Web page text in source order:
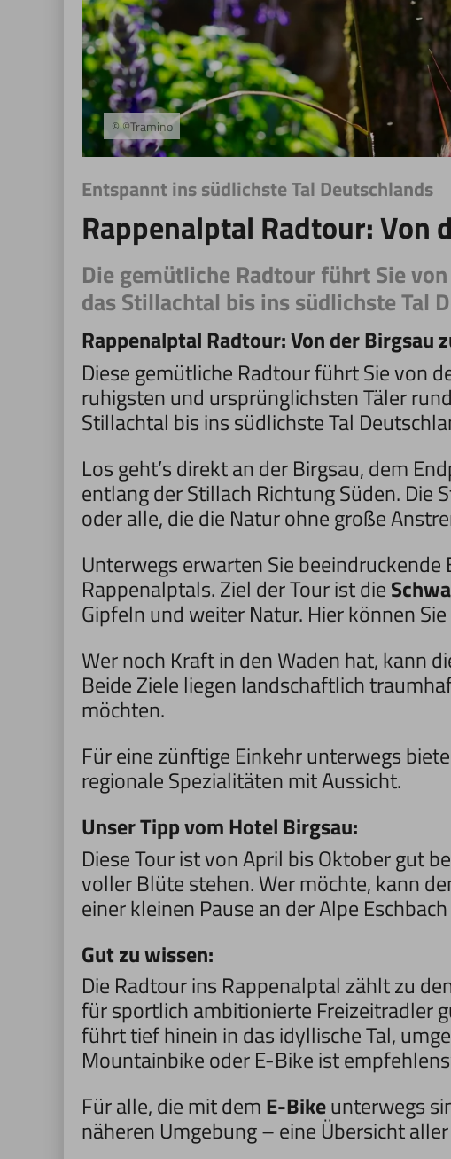
© ©Tramino
Entspannt ins südlichste Tal Deutschlands
Rappenalptal Radtour: Von
Die gemütliche Radtour führt Sie
das Stillachtal bis ins südlichste Tal
Rappenalptal Radtour: Von der Birgsau
Diese gemütliche Radtour führt Sie von
ruhigsten und ursprünglichsten Täler
Stillachtal bis ins südlichste Tal
Los geht’s direkt an der Birgsau, dem
entlang der Stillach Richtung Süden. Die
oder alle, die die Natur ohne große
Unterwegs erwarten Sie
Rappenalptals. Ziel der Tour ist die
Gipfeln und weiter Natur. Hier können
Wer noch Kraft in den Waden hat, kann
Beide Ziele liegen landschaftlich
möchten.
Für eine zünftige Einkehr unterwegs
regionale Spezialitäten mit Aussicht.
Unser Tipp vom Hotel Birgsau:
Diese Tour ist von April bis Oktober gut
voller Blüte stehen. Wer möchte, kann
einer kleinen Pause an der Alpe
Gut zu wissen:
Die Radtour ins Rappenalptal zählt zu
für sportlich ambitionierte Freizeitradler
führt tief hinein in das idyllische Tal,
Mountainbike oder E-Bike ist
Für alle, die mit demE-Bikeunterwegs
näheren Umgebung – eine Übersicht